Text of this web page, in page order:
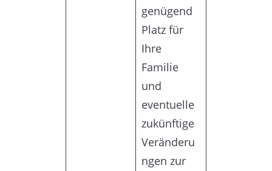
genügend
Platz für
Ihre
Familie
und
eventuelle
zukünftige
Veränderu
ngen zur